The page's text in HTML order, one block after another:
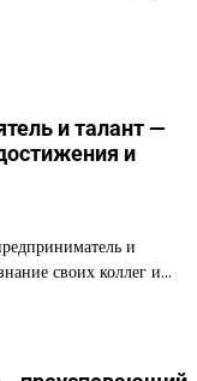
и талант —
и
и
своих коллег и…